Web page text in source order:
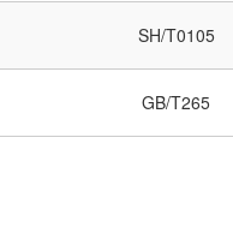
SH/T0105
GB/T265